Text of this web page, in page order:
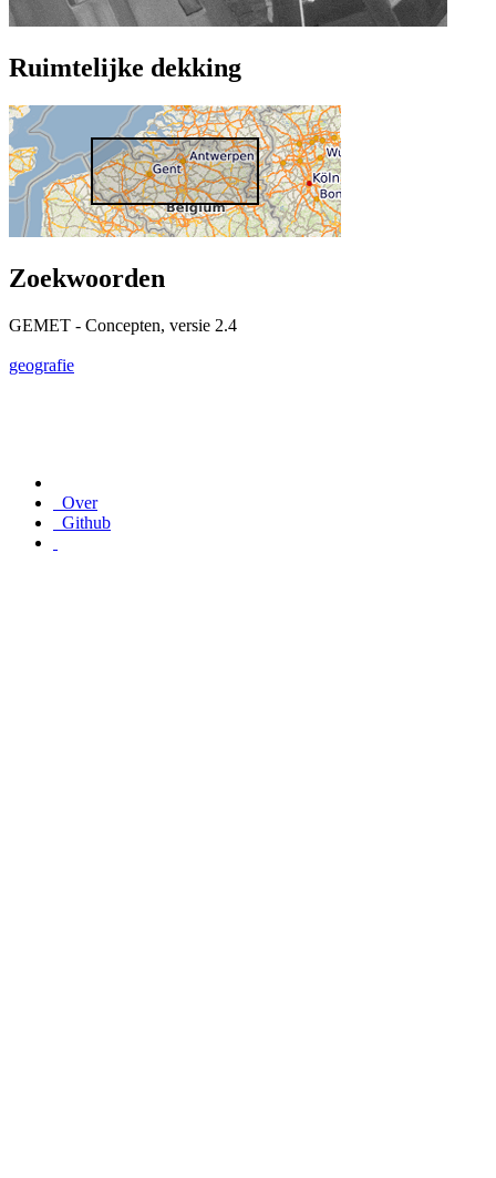
Ruimtelijke dekking
Zoekwoorden
GEMET - Concepten, versie 2.4
geografie
Over
Github